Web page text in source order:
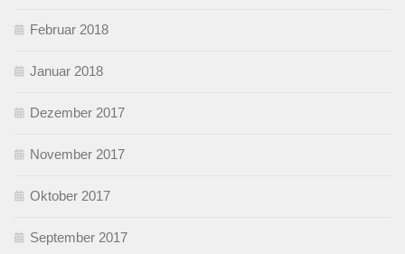
Februar 2018
Januar 2018
Dezember 2017
November 2017
Oktober 2017
September 2017